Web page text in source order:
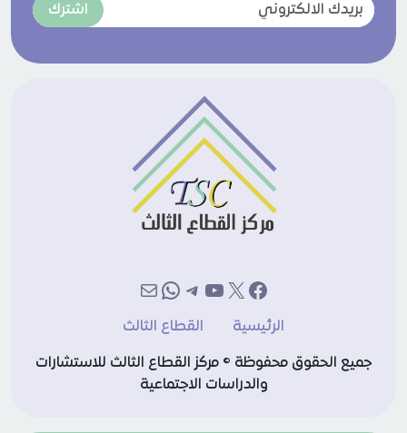
اشترك
فيسبوك
إكسيوتيوب
تيليجرام
واتساب
بريد
الرئيسية
القطاع الثالث
جميع الحقوق محفوظة © مركز القطاع الثالث للاستشارات
والدراسات الاجتماعية